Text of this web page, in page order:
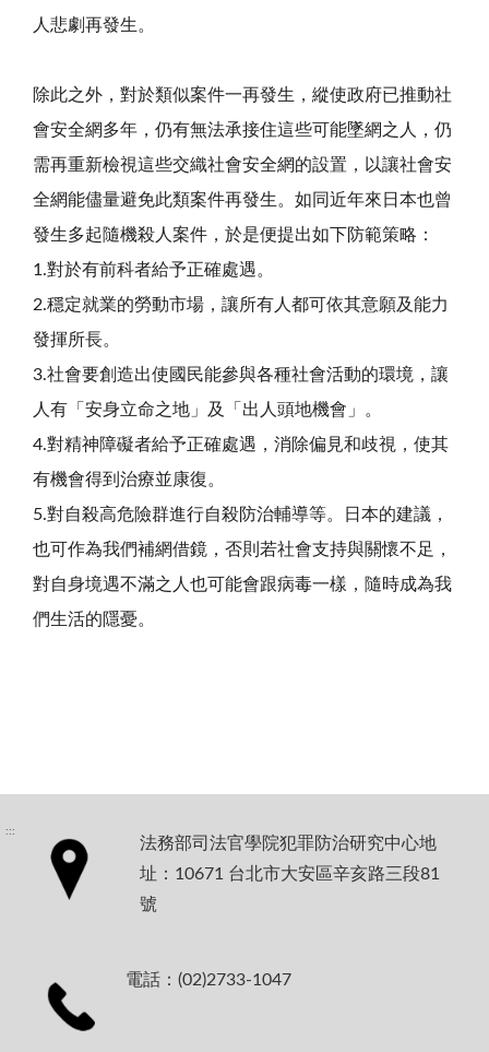
人悲劇再發生。
除此之外，對於類似案件一再發生，縱使政府已推動社
會安全網多年，仍有無法承接住這些可能墜網之人，仍
需再重新檢視這些交織社會安全網的設置，以讓社會安
全網能儘量避免此類案件再發生。如同近年來日本也曾
發生多起隨機殺人案件，於是便提出如下防範策略：
1.對於有前科者給予正確處遇。
2.穩定就業的勞動市場，讓所有人都可依其意願及能力
發揮所長。
3.社會要創造出使國民能參與各種社會活動的環境，讓
人有「安身立命之地」及「出人頭地機會」。
4.對精神障礙者給予正確處遇，消除偏見和歧視，使其
有機會得到治療並康復。
5.對自殺高危險群進行自殺防治輔導等。日本的建議，
也可作為我們補網借鏡，否則若社會支持與關懷不足，
對自身境遇不滿之人也可能會跟病毒一樣，隨時成為我
們生活的隱憂。
:::
法務部司法官學院犯罪防治研究中心地
址：10671 台北市大安區辛亥路三段81
號
電話：(02)2733-1047